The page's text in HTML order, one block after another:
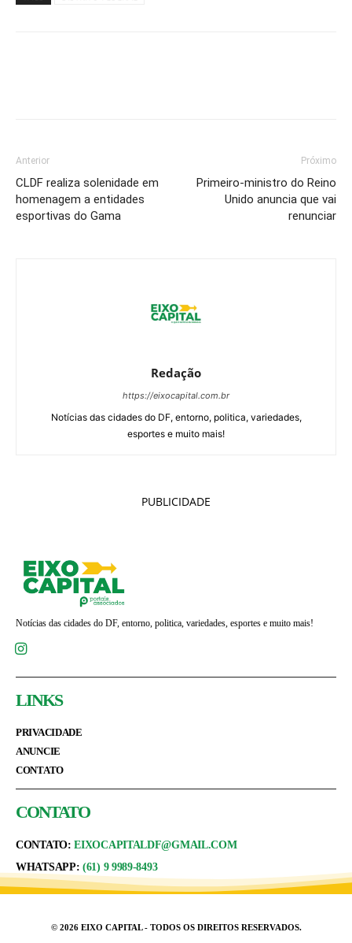
Anterior
CLDF realiza solenidade em
homenagem a entidades
esportivas do Gama
Próximo
Primeiro-ministro do Reino
Unido anuncia que vai
renunciar
Redação
https://eixocapital.com.br
Notícias das cidades do DF, entorno, politica, variedades,
esportes e muito mais!
PUBLICIDADE
Notícias das cidades do DF, entorno, politica, variedades, esportes e muito mais!
LINKS
PRIVACIDADE
ANUNCIE
CONTATO
CONTATO
CONTATO:EIXOCAPITALDF@GMAIL.COM
WHATSAPP: (61) 9 9989-8493
© 2026 EIXO CAPITAL - TODOS OS DIREITOS RESERVADOS.